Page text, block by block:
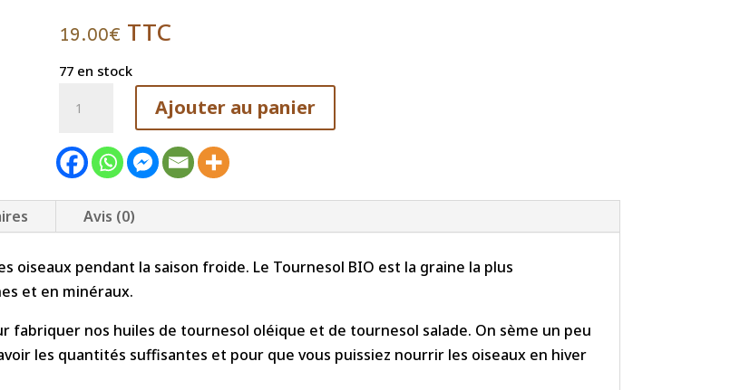
19.00€ TTC
77 en stock
Graines
de
BIO
les
oiseaux
sac
15
Ajouter au panier
Avis (0)
oiseaux pendant la saison froide. Le Tournesol BIO est la graine la plus
et en minéraux.
fabriquer nos huiles de tournesol oléique et de tournesol salade. On sème un peu
les quantités suffisantes et pour que vous puissiez nourrir les oiseaux en hiver